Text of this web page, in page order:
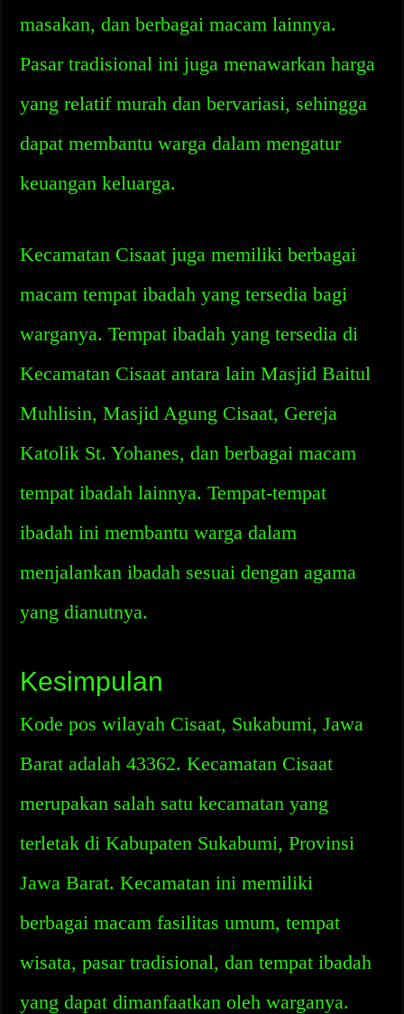
masakan, dan berbagai macam lainnya.
Pasar tradisional ini juga menawarkan harga
yang relatif murah dan bervariasi, sehingga
dapat membantu warga dalam mengatur
keuangan keluarga.
Kecamatan Cisaat juga memiliki berbagai
macam tempat ibadah yang tersedia bagi
warganya. Tempat ibadah yang tersedia di
Kecamatan Cisaat antara lain Masjid Baitul
Muhlisin, Masjid Agung Cisaat, Gereja
Katolik St. Yohanes, dan berbagai macam
tempat ibadah lainnya. Tempat-tempat
ibadah ini membantu warga dalam
menjalankan ibadah sesuai dengan agama
yang dianutnya.
Kesimpulan
Kode pos wilayah Cisaat, Sukabumi, Jawa
Barat adalah 43362. Kecamatan Cisaat
merupakan salah satu kecamatan yang
terletak di Kabupaten Sukabumi, Provinsi
Jawa Barat. Kecamatan ini memiliki
berbagai macam fasilitas umum, tempat
wisata, pasar tradisional, dan tempat ibadah
yang dapat dimanfaatkan oleh warganya.